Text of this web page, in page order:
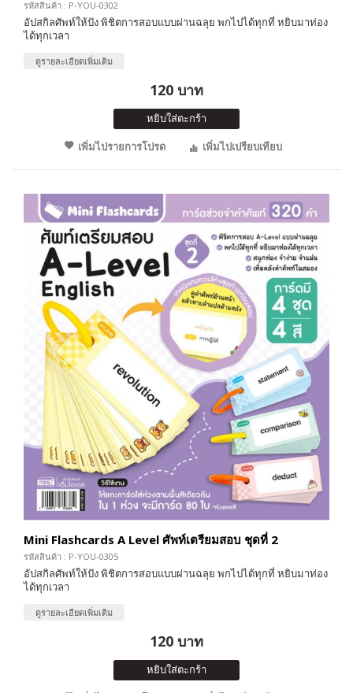
รหัสสินค้า : P-YOU-0302
อัปสกิลศัพท์ให้ปัง พิชิตการสอบแบบผ่านฉลุย พกไปได้ทุกที่ หยิบมาท่อง
ได้ทุกเวลา
ดูรายละเอียดเพิ่มเติม
120 บาท
หยิบใส่ตะกร้า
เพิ่มไปรายการโปรด
เพิ่มไปเปรียบเทียบ
Mini Flashcards A Level ศัพท์เตรียมสอบ ชุดที่ 2
รหัสสินค้า : P-YOU-0305
อัปสกิลศัพท์ให้ปัง พิชิตการสอบแบบผ่านฉลุย พกไปได้ทุกที่ หยิบมาท่อง
ได้ทุกเวลา
ดูรายละเอียดเพิ่มเติม
120 บาท
หยิบใส่ตะกร้า